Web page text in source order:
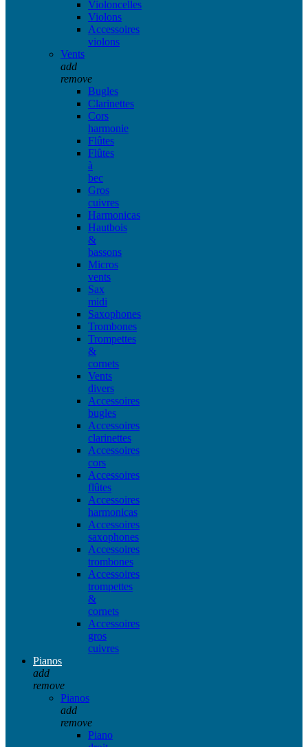
Violoncelles
Violons
Accessoires
violons
Vents
add
remove
Bugles
Clarinettes
Cors
harmonie
Flûtes
Flûtes
à
bec
Gros
cuivres
Harmonicas
Hautbois
&
bassons
Micros
vents
Sax
midi
Saxophones
Trombones
Trompettes
&
cornets
Vents
divers
Accessoires
bugles
Accessoires
clarinettes
Accessoires
cors
Accessoires
flûtes
Accessoires
harmonicas
Accessoires
saxophones
Accessoires
trombones
Accessoires
trompettes
&
cornets
Accessoires
gros
cuivres
Pianos
add
remove
Pianos
add
remove
Piano